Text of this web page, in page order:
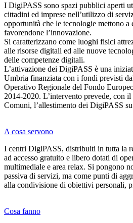
I DigiPASS sono spazi pubblici aperti
cittadini ed imprese nell’utilizzo di
opportunità che le tecnologie mettono a
favorendone l’innovazione.
Si caratterizzano come luoghi fisici
alle risorse digitali ed alle nuove
delle competenze digitali.
L’attivazione dei DigiPASS è una
Umbria finanziata con i fondi previsti
Operativo Regionale del Fondo
2014-2020. L’intervento prevede, con
Comuni, l’allestimento dei DigiPASS
A cosa servono
I centri DigiPASS, distribuiti in tutta la
ad accesso gratuito e libero dotati di
multimediale e area relax. Si pongono
passiva di servizi, ma come punti di
alla condivisione di obiettivi personali,
Cosa fanno